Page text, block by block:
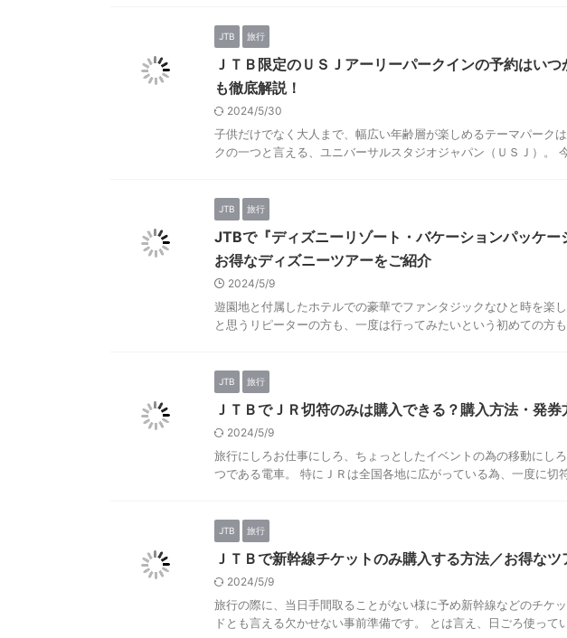
JTB 旅行
ＪＴＢ限定のＵＳＪアーリーパークインの予約はい
も徹底解説！
2024/5/30
子供だけでなく大人まで、幅広い年齢層が楽しめるテーマパーク
クの一つと言える、ユニバーサルスタジオジャパン（ＵＳＪ）。
JTB 旅行
JTBで『ディズニーリゾート・バケーションパッケ
お得なディズニーツアーをご紹介
2024/5/9
遊園地と付属したホテルでの豪華でファンタジックなひと時を楽
と思うリピーターの方も、一度は行ってみたいという初めての方
JTB 旅行
ＪＴＢでＪＲ切符のみは購入できる？購入方法・発
2024/5/9
旅行にしろお仕事にしろ、ちょっとしたイベントの為の移動にし
つである電車。 特にＪＲは全国各地に広がっている為、一度に切
JTB 旅行
ＪＴＢで新幹線チケットのみ購入する方法／お得な
2024/5/9
旅行の際に、当日手間取ることがない様に予め新幹線などのチケ
ドとも言える欠かせない事前準備です。 とは言え、日ごろ使っ